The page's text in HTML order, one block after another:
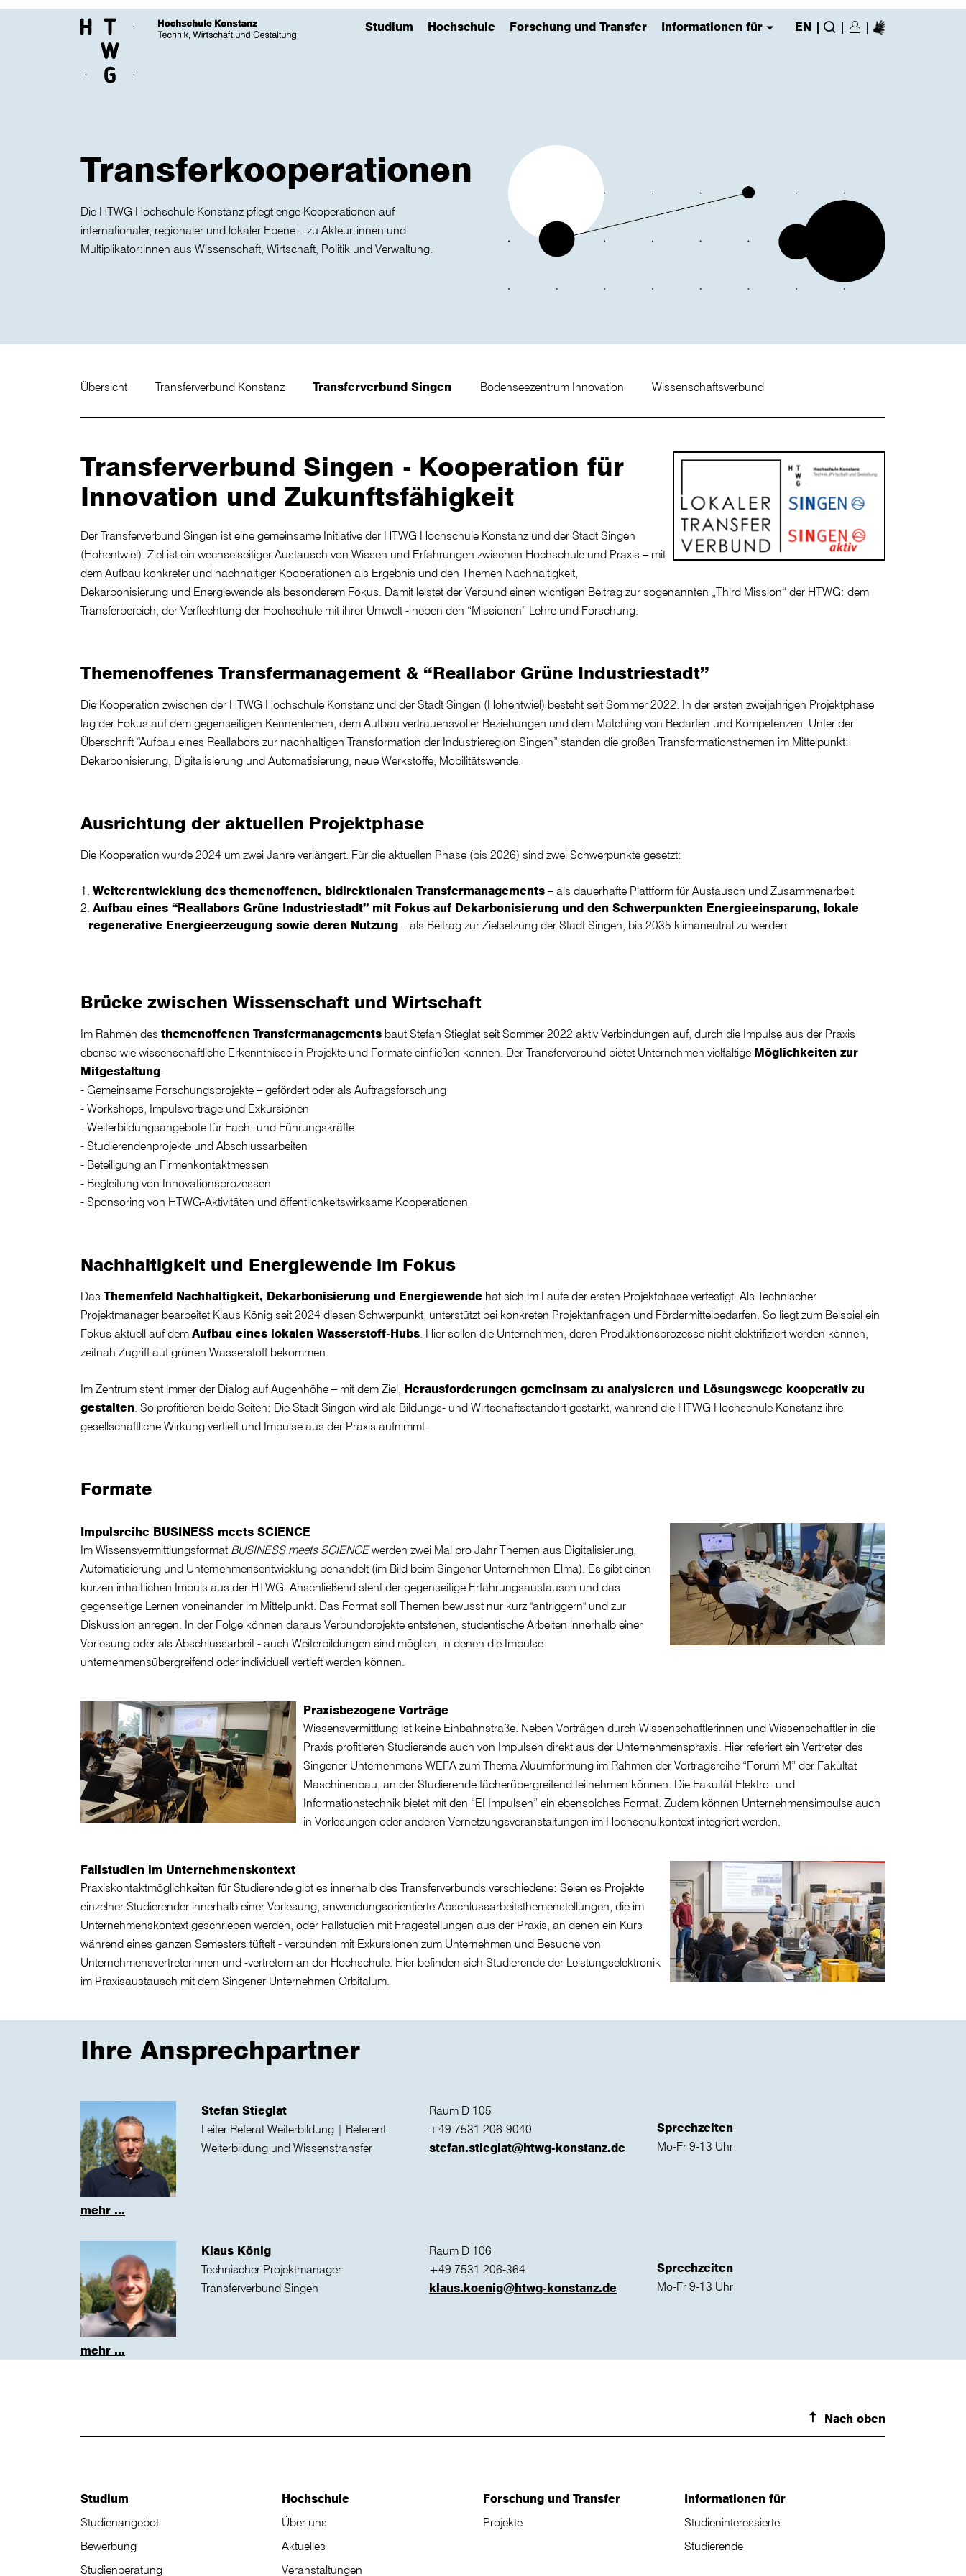
Skip to main content
Studium
(has submenu)Hochschule
(has submenu)Forschung und Transfer
(has submenu) Informationen für
(has submenu) EN | Suche
| Login/Register
|
Transferkooperationen
Die HTWG Hochschule Konstanz pflegt enge Kooperationen auf
internationaler, regionaler und lokaler Ebene – zu Akteur:innen und
Multiplikator:innen aus Wissenschaft, Wirtschaft, Politik und Verwaltung.
Übersicht Transferverbund Konstanz Transferverbund Singen Bodenseezentrum Innovation Wissenschaftsverbund
Transferverbund Singen - Kooperation für
Innovation und Zukunftsfähigkeit
Der Transferverbund Singen ist eine gemeinsame Initiative der HTWG Hochschule Konstanz und der Stadt Singen
(Hohentwiel). Ziel ist ein wechselseitiger Austausch von Wissen und Erfahrungen zwischen Hochschule und Praxis – mit
dem Aufbau konkreter und nachhaltiger Kooperationen als Ergebnis und den Themen Nachhaltigkeit,
Dekarbonisierung und Energiewende als besonderem Fokus. Damit leistet der Verbund einen wichtigen Beitrag zur sogenannten „Third Mission“ der HTWG: dem
Transferbereich, der Verflechtung der Hochschule mit ihrer Umwelt - neben den “Missionen” Lehre und Forschung.
Themenoffenes Transfermanagement & “Reallabor Grüne Industriestadt”
Die Kooperation zwischen der HTWG Hochschule Konstanz und der Stadt Singen (Hohentwiel) besteht seit Sommer 2022. In der ersten zweijährigen Projektphase
lag der Fokus auf dem gegenseitigen Kennenlernen, dem Aufbau vertrauensvoller Beziehungen und dem Matching von Bedarfen und Kompetenzen. Unter der
Überschrift “Aufbau eines Reallabors zur nachhaltigen Transformation der Industrieregion Singen” standen die großen Transformationsthemen im Mittelpunkt:
Dekarbonisierung, Digitalisierung und Automatisierung, neue Werkstoffe, Mobilitätswende.
Ausrichtung der aktuellen Projektphase
Die Kooperation wurde 2024 um zwei Jahre verlängert. Für die aktuellen Phase (bis 2026) sind zwei Schwerpunkte gesetzt:
Weiterentwicklung des themenoffenen, bidirektionalen Transfermanagements – als dauerhafte Plattform für Austausch und Zusammenarbeit
Aufbau eines “Reallabors Grüne Industriestadt” mit Fokus auf Dekarbonisierung und den Schwerpunkten Energieeinsparung, lokale
regenerative Energieerzeugung sowie deren Nutzung – als Beitrag zur Zielsetzung der Stadt Singen, bis 2035 klimaneutral zu werden
Brücke zwischen Wissenschaft und Wirtschaft
Im Rahmen des themenoffenen Transfermanagements baut Stefan Stieglat seit Sommer 2022 aktiv Verbindungen auf, durch die Impulse aus der Praxis
ebenso wie wissenschaftliche Erkenntnisse in Projekte und Formate einfließen können. Der Transferverbund bietet Unternehmen vielfältige Möglichkeiten zur
Mitgestaltung:
- Gemeinsame Forschungsprojekte – gefördert oder als Auftragsforschung
- Workshops, Impulsvorträge und Exkursionen
- Weiterbildungsangebote für Fach- und Führungskräfte
- Studierendenprojekte und Abschlussarbeiten
- Beteiligung an Firmenkontaktmessen
- Begleitung von Innovationsprozessen
- Sponsoring von HTWG-Aktivitäten und öffentlichkeitswirksame Kooperationen
Nachhaltigkeit und Energiewende im Fokus
Das Themenfeld Nachhaltigkeit, Dekarbonisierung und Energiewende hat sich im Laufe der ersten Projektphase verfestigt. Als Technischer
Projektmanager bearbeitet Klaus König seit 2024 diesen Schwerpunkt, unterstützt bei konkreten Projektanfragen und Fördermittelbedarfen. So liegt zum Beispiel ein
Fokus aktuell auf dem Aufbau eines lokalen Wasserstoff-Hubs . Hier sollen die Unternehmen, deren Produktionsprozesse nicht elektrifiziert werden können,
zeitnah Zugriff auf grünen Wasserstoff bekommen.
Im Zentrum steht immer der Dialog auf Augenhöhe – mit dem Ziel, Herausforderungen gemeinsam zu analysieren und Lösungswege kooperativ zu
gestalten . So profitieren beide Seiten: Die Stadt Singen wird als Bildungs- und Wirtschaftsstandort gestärkt, während die HTWG Hochschule Konstanz ihre
gesellschaftliche Wirkung vertieft und Impulse aus der Praxis aufnimmt.
Formate
Impulsreihe BUSINESS meets SCIENCE
Im Wissensvermittlungsformat BUSINESS meets SCIENCEwerden zwei Mal pro Jahr Themen aus Digitalisierung,
Automatisierung und Unternehmensentwicklung behandelt (im Bild beim Singener Unternehmen Elma). Es gibt einen
kurzen inhaltlichen Impuls aus der HTWG. Anschließend steht der gegenseitige Erfahrungsaustausch und das
gegenseitige Lernen voneinander im Mittelpunkt. Das Format soll Themen bewusst nur kurz "antriggern" und zur
Diskussion anregen. In der Folge können daraus Verbundprojekte entstehen, studentische Arbeiten innerhalb einer
Vorlesung oder als Abschlussarbeit - auch Weiterbildungen sind möglich, in denen die Impulse
unternehmensübergreifend oder individuell vertieft werden können.
Praxisbezogene Vorträge
Wissensvermittlung ist keine Einbahnstraße. Neben Vorträgen durch Wissenschaftlerinnen und Wissenschaftler in die
Praxis profitieren Studierende auch von Impulsen direkt aus der Unternehmenspraxis. Hier referiert ein Vertreter des
Singener Unternehmens WEFA zum Thema Aluumformung im Rahmen der Vortragsreihe “Forum M” der Fakultät
Maschinenbau, an der Studierende fächerübergreifend teilnehmen können. Die Fakultät Elektro- und
Informationstechnik bietet mit den “EI Impulsen” ein ebensolches Format. Zudem können Unternehmensimpulse auch
in Vorlesungen oder anderen Vernetzungsveranstaltungen im Hochschulkontext integriert werden.
Fallstudien im Unternehmenskontext
Praxiskontaktmöglichkeiten für Studierende gibt es innerhalb des Transferverbunds verschiedene: Seien es Projekte
einzelner Studierender innerhalb einer Vorlesung, anwendungsorientierte Abschlussarbeitsthemenstellungen, die im
Unternehmenskontext geschrieben werden, oder Fallstudien mit Fragestellungen aus der Praxis, an denen ein Kurs
während eines ganzen Semesters tüftelt - verbunden mit Exkursionen zum Unternehmen und Besuche von
Unternehmensvertreterinnen und -vertretern an der Hochschule. Hier befinden sich Studierende der Leistungselektronik
im Praxisaustausch mit dem Singener Unternehmen Orbitalum.
Ihre Ansprechpartner
mehr ...
Stefan Stieglat
Leiter Referat Weiterbildung | Referent
Weiterbildung und Wissenstransfer
Raum D 105
+49 7531 206-9040
stefan.stieglat@htwg-konstanz.de
Sprechzeiten
Mo-Fr 9-13 Uhr
mehr ...
Klaus König
Technischer Projektmanager
Transferverbund Singen
Raum D 106
+49 7531 206-364
klaus.koenig@htwg-konstanz.de
Sprechzeiten
Mo-Fr 9-13 Uhr
Nach oben
Studium
Studienangebot
Bewerbung
Studienberatung
Hochschule
Über uns
Aktuelles
Veranstaltungen
Forschung und Transfer
Projekte
Informationen für
Studieninteressierte
Studierende